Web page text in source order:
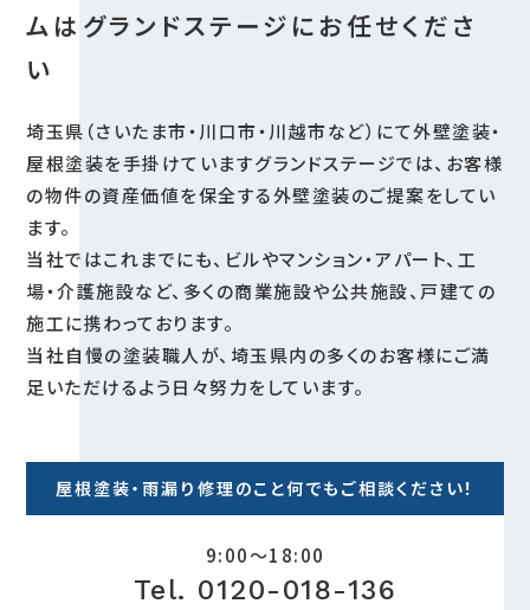
ムはグランドステージにお任せくださ
い
埼玉県（さいたま市・川口市・川越市など）にて外壁塗装・
屋根塗装を手掛けていますグランドステージでは、お客様
の物件の資産価値を保全する外壁塗装のご提案をしてい
ます。
当社ではこれまでにも、ビルやマンション・アパート、工
場・介護施設など、多くの商業施設や公共施設、戸建ての
施工に携わっております。
当社自慢の塗装職人が、埼玉県内の多くのお客様にご満
足いただけるよう日々努力をしています。
屋根塗装・雨漏り修理のこと何でもご相談ください！
9:00～18:00
Tel. 0120-018-136